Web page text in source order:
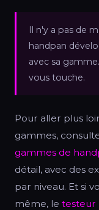
Il n'y a pas de
handpan
avec sa
vous touche.
Pour aller plus
gammes,
gammes de
détail, avec des
par niveau. Et si
même, le testeur